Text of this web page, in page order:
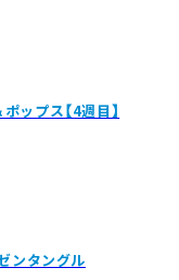
ップス【4週目】
ンタングル